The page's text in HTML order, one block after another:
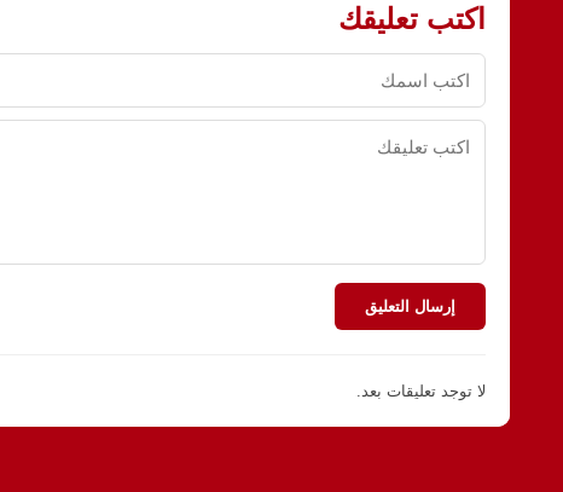
اكتب تعليقك
إرسال التعليق
لا توجد تعليقات بعد.